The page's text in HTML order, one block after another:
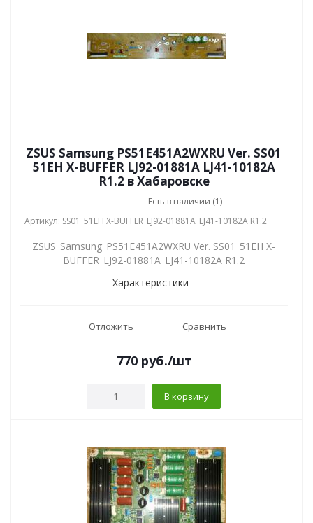
ZSUS Samsung PS51E451A2WXRU Ver. SS01
51EH X-BUFFER LJ92-01881A LJ41-10182A
R1.2 в Хабаровске
Есть в наличии (1)
Артикул: SS01_51EH X-BUFFER_LJ92-01881A_LJ41-10182A R1.2
ZSUS_Samsung_PS51E451A2WXRU Ver. SS01_51EH X-
BUFFER_LJ92-01881A_LJ41-10182A R1.2
Характеристики
Отложить Сравнить
770руб./шт
В корзину